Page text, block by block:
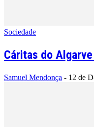
Sociedade
Cáritas do
Samuel Mendonça - 12 de